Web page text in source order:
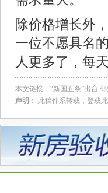
除价格增长外
一位不愿具名
人更多了，每
本文链接： “新国五条”出台
声明：
此稿件系转载，登载